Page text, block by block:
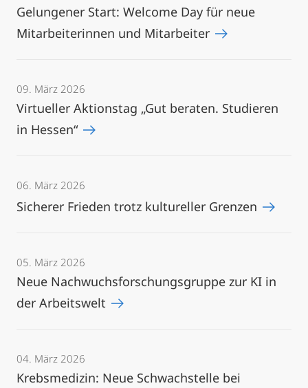
Gelungener Start: Welcome Day für neue
Mitarbeiterinnen und Mitarbeiter
09. März 2026
Virtueller Aktionstag „Gut beraten. Studieren
in Hessen“
06. März 2026
Sicherer Frieden trotz kultureller Grenzen
05. März 2026
Neue Nachwuchsforschungsgruppe zur KI in
der Arbeitswelt
04. März 2026
Krebsmedizin: Neue Schwachstelle bei